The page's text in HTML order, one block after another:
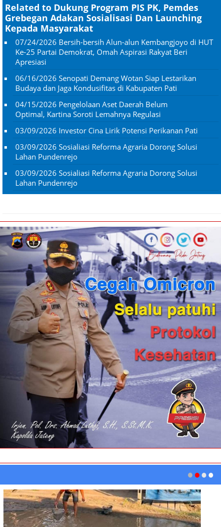
Related to Dukung Program PIS PK, Pemdes
Grebegan Adakan Sosialisasi Dan Launching
Kepada Masyarakat
07/24/2026 Bersih-bersih Alun-alun Kembangjoyo di HUT
Ke-25 Partai Demokrat, Omah Aspirasi Rakyat Beri
Apresiasi
06/16/2026 Senopati Demang Wotan Siap Lestarikan
Budaya dan Jaga Kondusifitas di Kabupaten Pati
04/15/2026 Pengelolaan Aset Daerah Belum
Optimal, Kartina Soroti Lemahnya Regulasi
03/09/2026 Investor Cina Lirik Potensi Perikanan Pati
03/09/2026 Sosialiasi Reforma Agraria Dorong Solusi
Lahan Pundenrejo
03/09/2026 Sosialiasi Reforma Agraria Dorong Solusi
Lahan Pundenrejo